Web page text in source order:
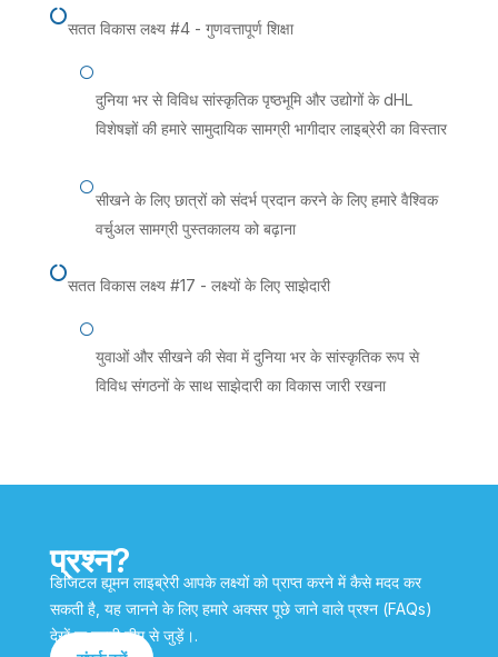

सतत विकास लक्ष्य #4 - गुणवत्तापूर्ण शिक्षा
[
दुनिया भर से विविध सांस्कृतिक पृष्ठभूमि और उद्योगों के dHL
विशेषज्ञों की हमारे सामुदायिक सामग्री भागीदार लाइब्रेरी का विस्तार
[
सीखने के लिए छात्रों को संदर्भ प्रदान करने के लिए हमारे वैश्विक
वर्चुअल सामग्री पुस्तकालय को बढ़ाना

सतत विकास लक्ष्य #17 - लक्ष्यों के लिए साझेदारी
[
युवाओं और सीखने की सेवा में दुनिया भर के सांस्कृतिक रूप से
विविध संगठनों के साथ साझेदारी का विकास जारी रखना
प्रश्न?
डिजिटल ह्यूमन लाइब्रेरी आपके लक्ष्यों को प्राप्त करने में कैसे मदद कर
सकती है, यह जानने के लिए हमारे अक्सर पूछे जाने वाले प्रश्न (FAQs)
देखें या हमारी टीम से जुड़ें।.